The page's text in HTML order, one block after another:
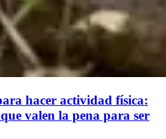
hacer actividad física:
valen la pena para ser